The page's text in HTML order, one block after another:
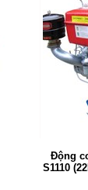
Động
S1110